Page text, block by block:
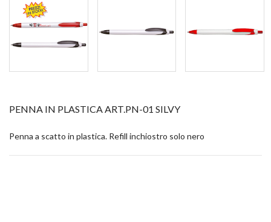
PENNA IN PLASTICA ART.PN-01 SILVY
Penna a scatto in plastica. Refill inchiostro solo nero